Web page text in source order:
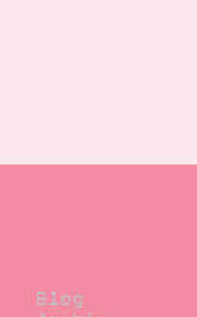
Blog